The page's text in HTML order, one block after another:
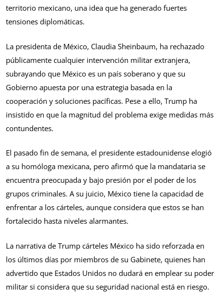
territorio mexicano, una idea que ha generado fuertes
tensiones diplomáticas.
La presidenta de México, Claudia Sheinbaum, ha rechazado
públicamente cualquier intervención militar extranjera,
subrayando que México es un país soberano y que su
Gobierno apuesta por una estrategia basada en la
cooperación y soluciones pacíficas. Pese a ello, Trump ha
insistido en que la magnitud del problema exige medidas más
contundentes.
El pasado fin de semana, el presidente estadounidense elogió
a su homóloga mexicana, pero afirmó que la mandataria se
encuentra preocupada y bajo presión por el poder de los
grupos criminales. A su juicio, México tiene la capacidad de
enfrentar a los cárteles, aunque considera que estos se han
fortalecido hasta niveles alarmantes.
La narrativa de Trump cárteles México ha sido reforzada en
los últimos días por miembros de su Gabinete, quienes han
advertido que Estados Unidos no dudará en emplear su poder
militar si considera que su seguridad nacional está en riesgo.